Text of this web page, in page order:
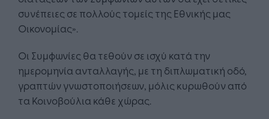
συνέπειες σε πολλούς τομείς της Εθνικής μας
Οικονομίας».
Οι Συμφωνίες θα τεθούν σε ισχύ κατά την
ημερομηνία ανταλλαγής, με τη διπλωματική οδό,
γραπτών γνωστοποιήσεων, μόλις κυρωθούν από
τα Κοινοβούλια κάθε χώρας.